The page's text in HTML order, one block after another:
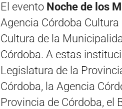
El evento Noche de los
Agencia Córdoba
Cultura de la
Córdoba. A estas
Legislatura de la
Córdoba, la Agencia
Provincia de Córdoba, el